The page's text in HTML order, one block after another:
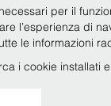
per sostenere le
negli
per il
l’esperienza di
le informazioni
i cookie